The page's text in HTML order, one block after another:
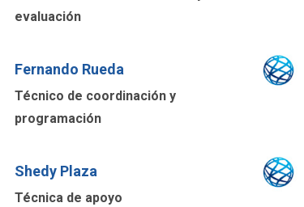
evaluación
Fernando Rueda
Técnico de coordinación y
programación
Shedy Plaza
Técnica de apoyo